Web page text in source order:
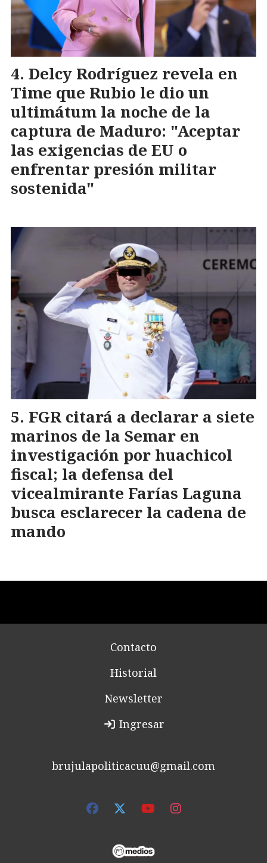
Delcy Rodríguez revela en
Time que Rubio le dio un
ultimátum la noche de la
captura de Maduro: "Aceptar
las exigencias de EU o
enfrentar presión militar
sostenida"
FGR citará a declarar a siete
marinos de la Semar en
investigación por huachicol
fiscal; la defensa del
vicealmirante Farías Laguna
busca esclarecer la cadena de
mando
Contacto
Historial
Newsletter
Ingresar
brujulapoliticacuu@gmail.com